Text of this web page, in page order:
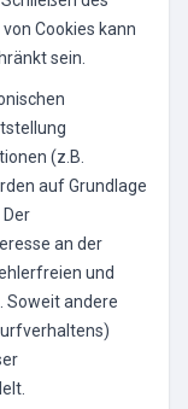
Cookies kann
sein.
(z.B.
auf Grundlage
Der
an der
und
Soweit andere